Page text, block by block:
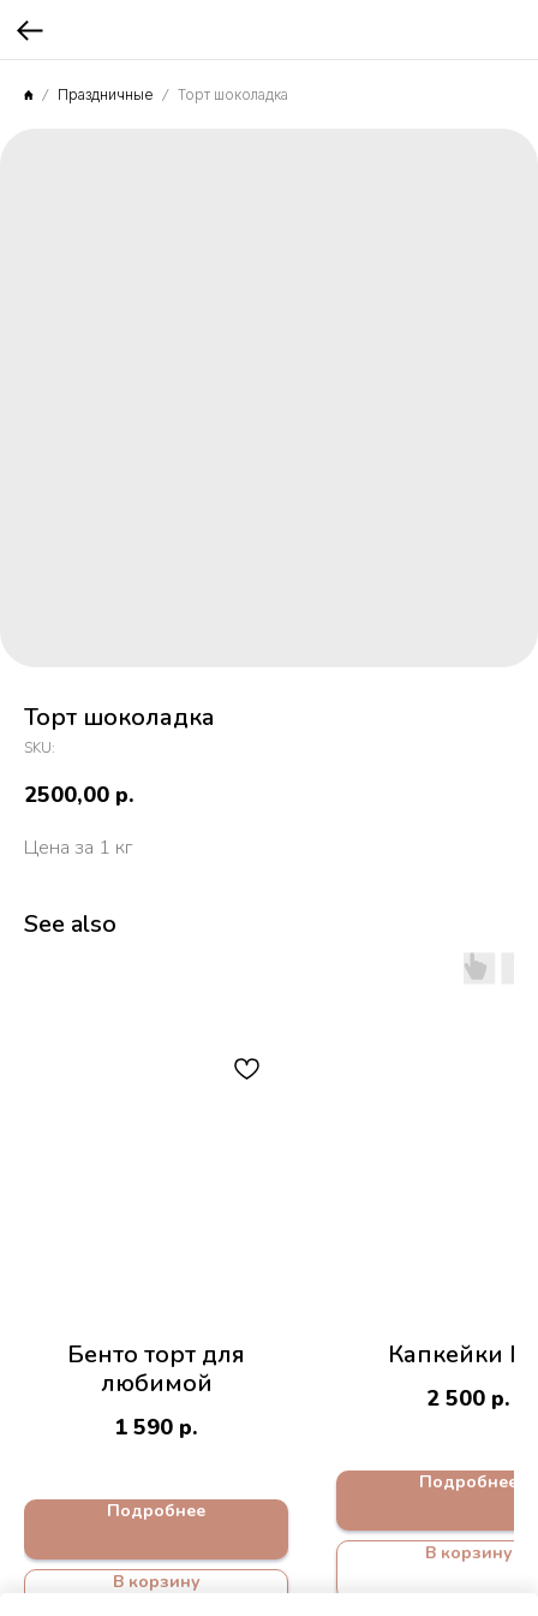
Праздничные Торт шоколадка
Торт шоколадка
SKU:
2500,00 р.
Цена за 1 кг
See also
Бенто торт для
любимой
1 590 р.
Подробнее
В корзину
Капкейки
2 500 р.
Подробнее
В корзину